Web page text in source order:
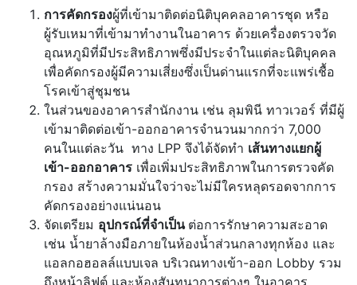
การคัดกรองผู้ที่เข้ามาติดต่อนิติบุคคลอาคารชุด หรือ
ผู้รับเหมาที่เข้ามาทำงานในอาคาร ด้วยเครื่องตรวจวัด
อุณหภูมิที่มีประสิทธิภาพซึ่งมีประจำในแต่ละนิติบุคคล
เพื่อคัดกรองผู้มีความเสี่ยงซึ่งเป็นด่านแรกที่จะแพร่เชื้อ
โรคเข้าสู่ชุมชน
ในส่วนของอาคารสำนักงาน เช่น ลุมพินี ทาวเวอร์ ที่มีผู้
เข้ามาติดต่อเข้า-ออกอาคารจำนวนมากกว่า 7,000
คนในแต่ละวัน ทาง LPP จึงได้จัดทำ เส้นทางแยกผู้
เข้า-ออกอาคาร เพื่อเพิ่มประสิทธิภาพในการตรวจคัด
กรอง สร้างความมั่นใจว่าจะไม่มีใครหลุดรอดจากการ
คัดกรองอย่างแน่นอน
จัดเตรียม อุปกรณ์ที่จำเป็น ต่อการรักษาความสะอาด
เช่น น้ำยาล้างมือภายในห้องน้ำส่วนกลางทุกห้อง และ
แอลกอฮอลล์แบบเจล บริเวณทางเข้า-ออก Lobby รวม
ถึงหน้าลิฟต์ และห้องสันทนาการต่างๆ ในอาคาร